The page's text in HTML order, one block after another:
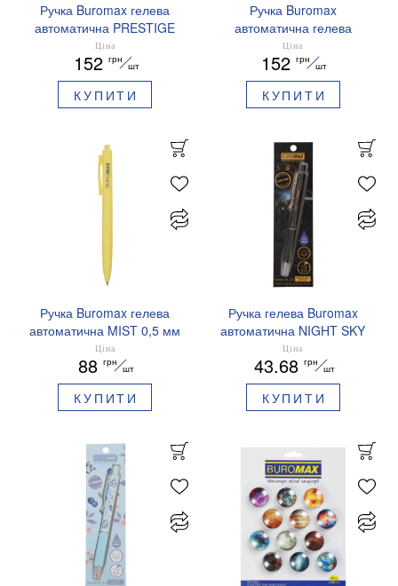
Ручка Buromax гелева
автоматична PRESTIGE
SILVER 0,5 мм сині
чорнила BM.83102
Ціна
152 грн
шт
КУПИТИ
Ручка Buromax
автоматична гелева
PRESTIGE GOLD 0,5 мм
сині чорнила BM.83101
Ціна
152 грн
шт
КУПИТИ
Ручка Buromax гелева
автоматична MIST 0,5 мм
сині чорнила BM.83103
Ціна
88 грн
шт
КУПИТИ
Ручка гелева Buromax
автоматична NIGHT SKY
ZODIAC 0.5 мм
ароматизований грип синє
чорнило BM.8379-01
Ціна
43.68 грн
шт
КУПИТИ